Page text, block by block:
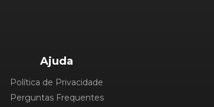
Ajuda
Política de Privacidade
Perguntas Frequentes